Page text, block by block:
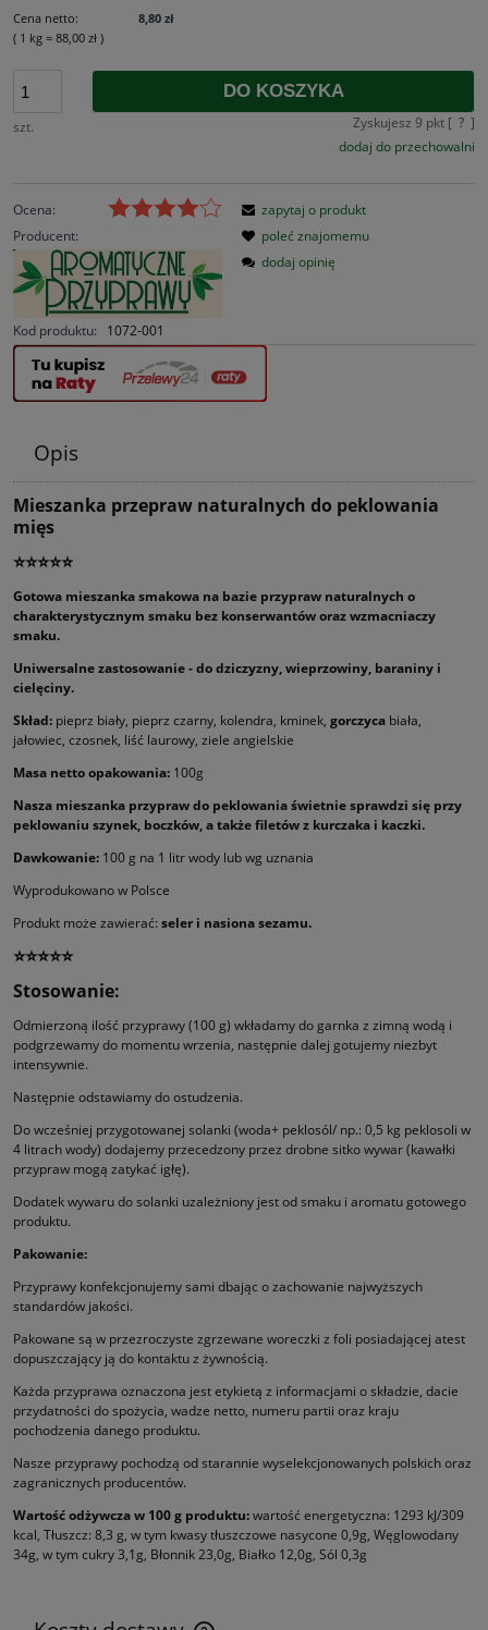
Cena netto:
8,80 zł
( 1 kg = 88,00 zł )
szt.
DO KOSZYKA
Zyskujesz 9 pkt [ ? ]
dodaj do przechowalni
Ocena:
Producent:
Kod produktu: 1072-001
zapytaj o produkt
poleć znajomemu
dodaj opinię
Opis
Mieszanka przepraw naturalnych do peklowania
mięs
⭐⭐⭐⭐⭐
Gotowa mieszanka smakowa na bazie przypraw naturalnych o
charakterystycznym smaku bez konserwantów oraz wzmacniaczy
smaku.
Uniwersalne zastosowanie - do dziczyzny, wieprzowiny, baraniny i
cielęciny.
Skład: pieprz biały, pieprz czarny, kolendra, kminek, gorczyca biała,
jałowiec, czosnek, liść laurowy, ziele angielskie
Masa netto opakowania: 100g
Nasza mieszanka przypraw do peklowania świetnie sprawdzi się przy
peklowaniu szynek, boczków, a także filetów z kurczaka i kaczki.
Dawkowanie: 100 g na 1 litr wody lub wg uznania
Wyprodukowano w Polsce
Produkt może zawierać: seler i nasiona sezamu.
⭐⭐⭐⭐⭐
Stosowanie:
Odmierzoną ilość przyprawy (100 g) wkładamy do garnka z zimną wodą i
podgrzewamy do momentu wrzenia, następnie dalej gotujemy niezbyt
intensywnie.
Następnie odstawiamy do ostudzenia.
Do wcześniej przygotowanej solanki (woda+ peklosól/ np.: 0,5 kg peklosoli w
4 litrach wody) dodajemy przecedzony przez drobne sitko wywar (kawałki
przypraw mogą zatykać igłę).
Dodatek wywaru do solanki uzależniony jest od smaku i aromatu gotowego
produktu.
Pakowanie:
Przyprawy konfekcjonujemy sami dbając o zachowanie najwyższych
standardów jakości.
Pakowane są w przezroczyste zgrzewane woreczki z foli posiadającej atest
dopuszczający ją do kontaktu z żywnością.
Każda przyprawa oznaczona jest etykietą z informacjami o składzie, dacie
przydatności do spożycia, wadze netto, numeru partii oraz kraju
pochodzenia danego produktu.
Nasze przyprawy pochodzą od starannie wyselekcjonowanych polskich oraz
zagranicznych producentów.
Wartość odżywcza w 100 g produktu:wartość energetyczna: 1293 kJ/309
kcal, Tłuszcz: 8,3 g, w tym kwasy tłuszczowe nasycone 0,9g, Węglowodany
34g, w tym cukry 3,1g, Błonnik 23,0g, Białko 12,0g, Sól 0,3g